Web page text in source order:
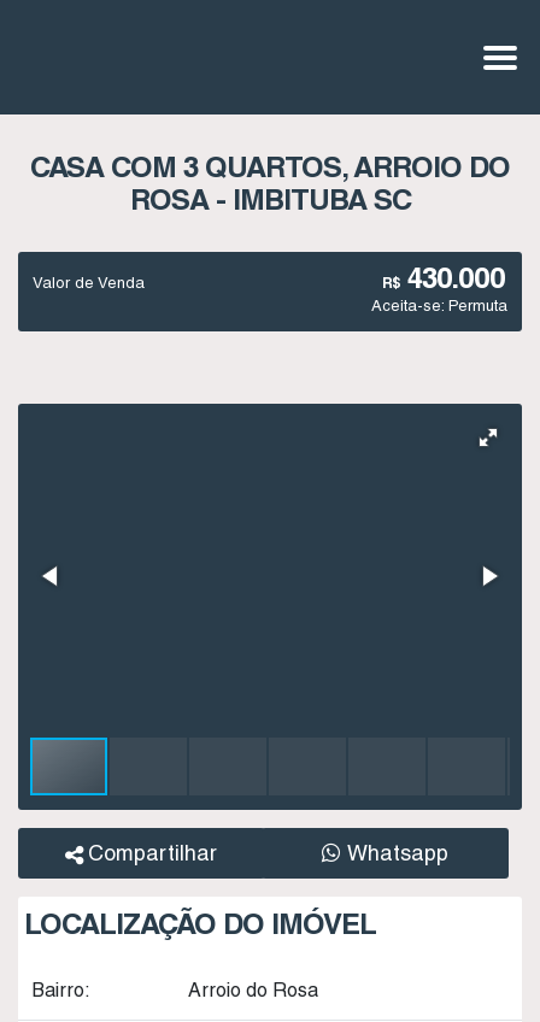
CASA COM 3 QUARTOS, ARROIO DO
ROSA - IMBITUBA SC
R$ 430.000
Valor de Venda
Aceita-se: Permuta
Compartilhar Whatsapp
LOCALIZAÇÃO DO IMÓVEL
Bairro: Arroio do Rosa